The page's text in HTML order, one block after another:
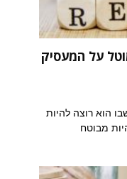
על המעסיק
הוא רוצה להיות
מבוטח